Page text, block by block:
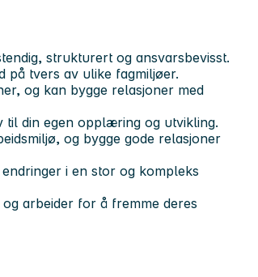
strukturert og ansvarsbevisst.
på tvers av ulike fagmiljøer.
og kan bygge relasjoner med
til din egen opplæring og utvikling.
og bygge gode relasjoner
i en stor og kompleks
arbeider for å fremme deres